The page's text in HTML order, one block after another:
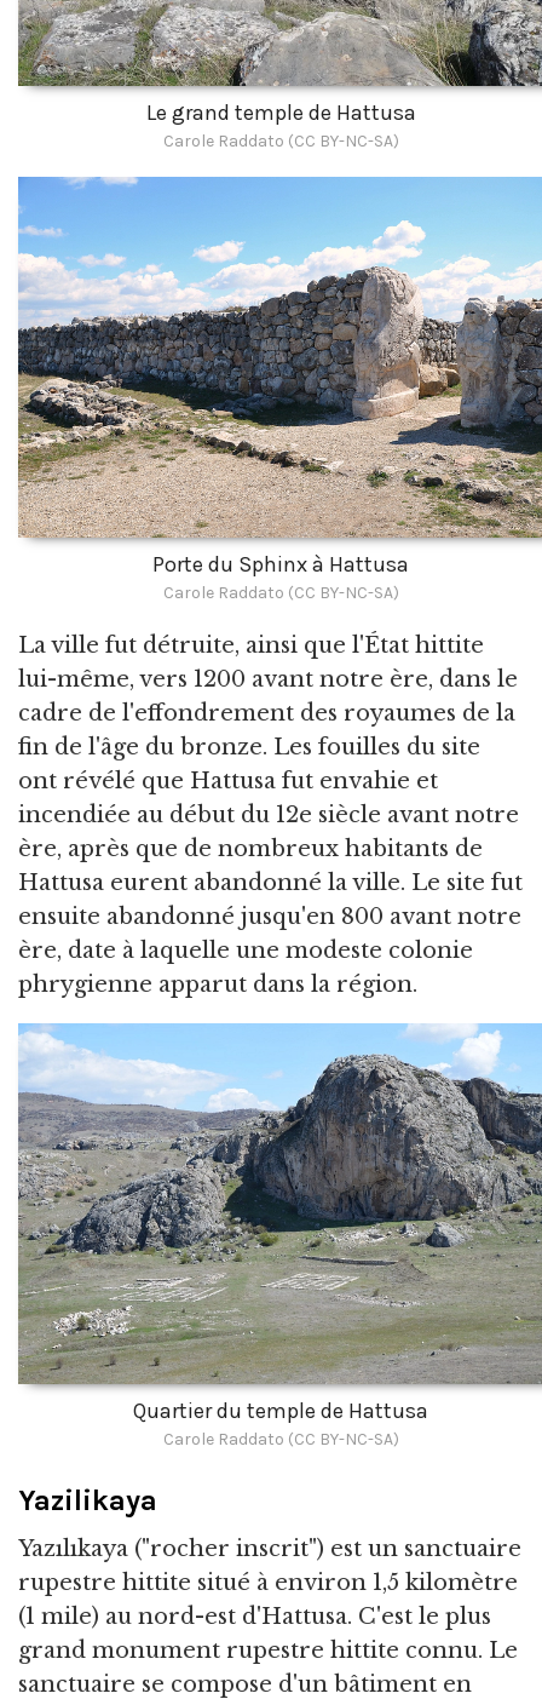
Le grand temple de Hattusa
Carole Raddato (CC BY-NC-SA)
Porte du Sphinx à Hattusa
Carole Raddato (CC BY-NC-SA)
La ville fut détruite, ainsi que l'État hittite
lui-même, vers 1200 avant notre ère, dans le
cadre de l'effondrement des royaumes de la
fin de l'âge du bronze. Les fouilles du site
ont révélé que Hattusa fut envahie et
incendiée au début du 12e siècle avant notre
ère, après que de nombreux habitants de
Hattusa eurent abandonné la ville. Le site fut
ensuite abandonné jusqu'en 800 avant notre
ère, date à laquelle une modeste colonie
phrygienne apparut dans la région.
Quartier du temple de Hattusa
Carole Raddato (CC BY-NC-SA)
Yazilikaya
Yazılıkaya ("rocher inscrit") est un sanctuaire
rupestre hittite situé à environ 1,5 kilomètre
(1 mile) au nord-est d'Hattusa. C'est le plus
grand monument rupestre hittite connu. Le
sanctuaire se compose d'un bâtiment en